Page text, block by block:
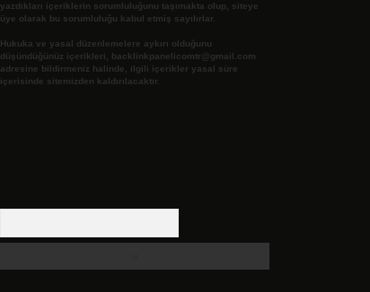
yazdıkları içeriklerin sorumluluğunu taşımakta olup, siteye
üye olarak bu sorumluluğu kabul etmiş sayılırlar.
Hukuka ve yasal düzenlemelere aykırı olduğunu
düşündüğünüz içerikleri,
backlinkpanelicomtr@gmail.com
adresine bildirmeniz halinde, ilgili içerikler yasal süre
içerisinde sitemizden kaldırılacaktır.